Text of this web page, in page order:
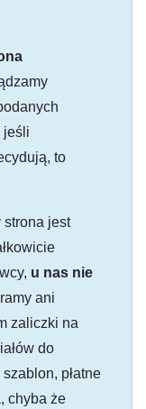
jeśli
to
strona jest
u nas nie
ani
zaliczki na
do
płatne
chyba że